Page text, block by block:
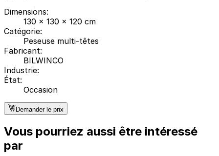
Dimensions:
130 x 130 x 120 cm
Catégorie:
Peseuse multi-têtes
Fabricant:
BILWINCO
Industrie:
État:
Occasion
Demander le prix
Vous pourriez aussi être intéressé
par